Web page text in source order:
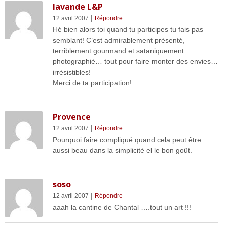
lavande L&P
12 avril 2007 | Répondre
Hé bien alors toi quand tu participes tu fais pas
semblant! C’est admirablement présenté,
terriblement gourmand et sataniquement
photographié… tout pour faire monter des envies…
irrésistibles!
Merci de ta participation!
Provence
12 avril 2007 | Répondre
Pourquoi faire compliqué quand cela peut être
aussi beau dans la simplicité el le bon goût.
soso
12 avril 2007 | Répondre
aaah la cantine de Chantal ….tout un art !!!